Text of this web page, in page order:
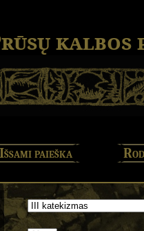
kalbos
Išsami paieška